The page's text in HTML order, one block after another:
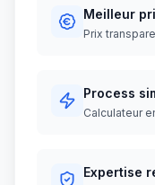
Meilleur
Prix
Process
Calculateur
Expertise